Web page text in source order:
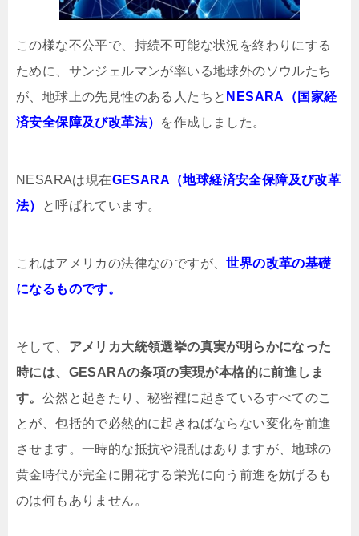
この様な不公平で、持続不可能な状況を終わりにする
ために、サンジェルマンが率いる地球外のソウルたち
が、地球上の先見性のある人たちと NESARA（国家経
済安全保障及び改革法） を作成しました。
NESARAは現在GESARA（地球経済安全保障及び改革
法）
と呼ばれています。
これはアメリカの法律なのですが、世界の改革の基礎
になるものです。
そして、 アメリカ大統領選挙の真実が明らかになった
時には、GESARAの条項の実現が本格的に前進しま
す。 公然と起きたり、秘密裡に起きているすべてのこ
とが、包括的で必然的に起きねばならない変化を前進
させます。一時的な抵抗や混乱はありますが、地球の
黄金時代が完全に開花する栄光に向う前進を妨げるも
のは何もありません。